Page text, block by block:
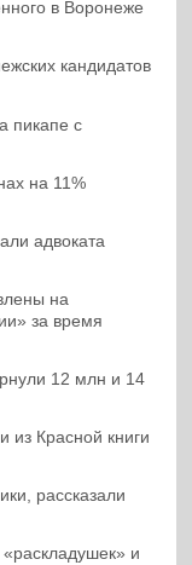
в Воронеже
кандидатов
пикапе с
на 11%
адвоката
на
за время
12 млн и 14
Красной книги
рассказали
и